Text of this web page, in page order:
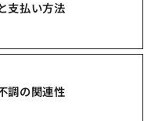
支払い方法
調の関連性